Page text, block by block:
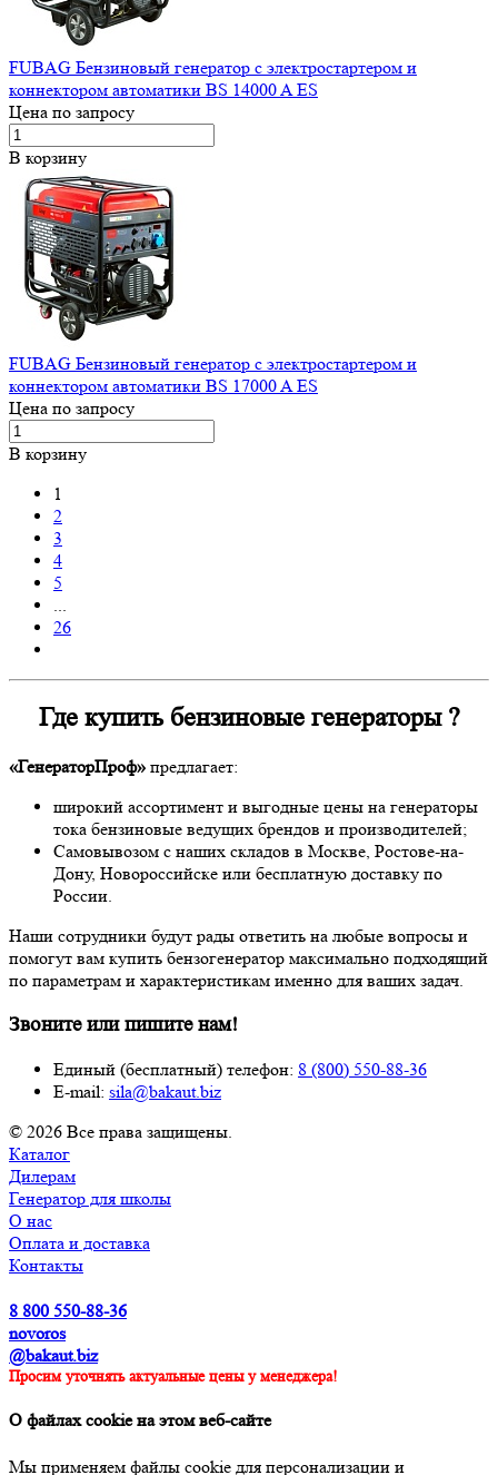
FUBAG Бензиновый генератор с электростартером и
коннектором автоматики BS 14000 A ES
Цена по запросу
В корзину
FUBAG Бензиновый генератор с электростартером и
коннектором автоматики BS 17000 A ES
Цена по запросу
В корзину
1
2
3
4
5
26
Где купить бензиновые генераторы ?
«ГенераторПроф» предлагает:
широкий ассортимент и выгодные цены на генераторы
тока бензиновые ведущих брендов и производителей;
Самовывозом с наших складов в Москве, Ростове-на-
Дону, Новороссийске или бесплатную доставку по
России.
Наши сотрудники будут рады ответить на любые вопросы и
помогут вам купить бензогенератор максимально подходящий
по параметрам и характеристикам именно для ваших задач.
Звоните или пишите нам!
Единый (бесплатный) телефон: 8 (800) 550-88-36
E-mail: sila@bakaut.biz
© 2026 Все права защищены.
Каталог
Дилерам
Генератор для школы
О нас
Оплата и доставка
Контакты
8 800 550-88-36
novoros
@bakaut.biz
Просим уточнять актуальные цены у менеджера!
О файлах cookie на этом веб-сайте
Мы применяем файлы cookie для персонализации и